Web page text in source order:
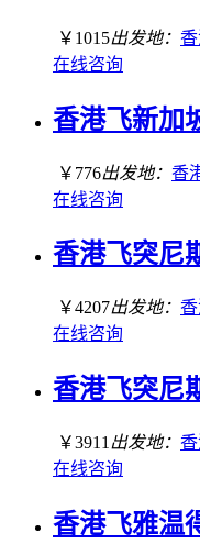
￥1015出发地：
在线咨询
香港飞新加
￥776出发地： 香
在线咨询
香港飞突尼
￥4207出发地：
在线咨询
香港飞突尼
￥3911 出发地：
在线咨询
香港飞雅温